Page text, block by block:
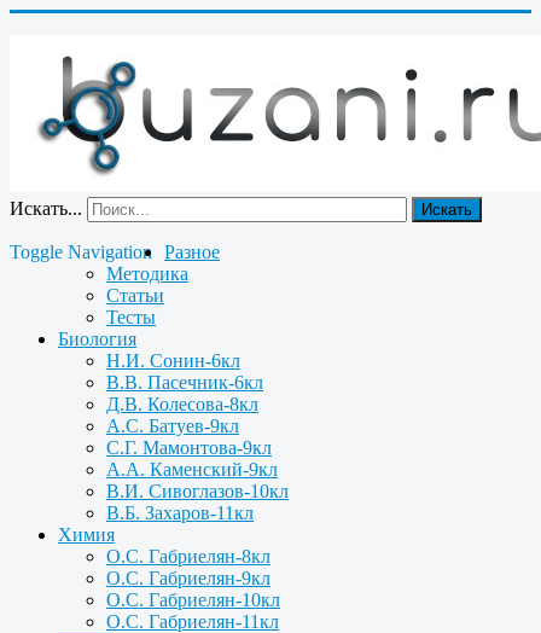
Искать... Искать
Toggle Navigation
Разное
Методика
Статьи
Тесты
Биология
Н.И. Сонин-6кл
В.В. Пасечник-6кл
Д.В. Колесова-8кл
А.С. Батуев-9кл
С.Г. Мамонтова-9кл
А.А. Каменский-9кл
В.И. Сивоглазов-10кл
В.Б. Захаров-11кл
Химия
О.С. Габриелян-8кл
О.С. Габриелян-9кл
О.С. Габриелян-10кл
О.С. Габриелян-11кл